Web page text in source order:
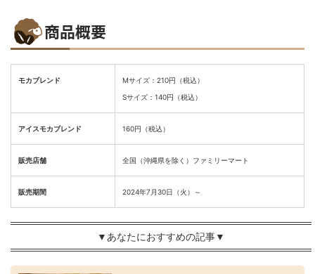
商品概要
モカブレンド
Mサイズ：210円（税込）
Sサイズ：140円（税込）
アイスモカブレンド 160円（税込）
販売店舗 全国（沖縄県を除く）ファミリーマート
販売期間 2024年7月30日（火）～
▼あなたにおすすめの記事▼